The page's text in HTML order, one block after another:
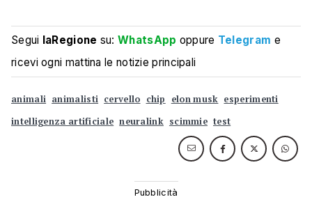
Segui laRegione su:WhatsApp oppure Telegram e
ricevi ogni mattina le notizie principali
animali animalisti cervello chip elon musk esperimenti
intelligenza artificiale neuralink scimmie test